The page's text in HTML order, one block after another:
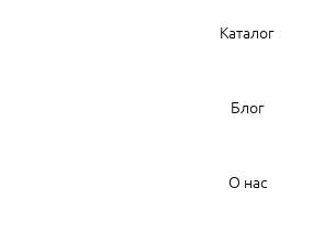
Каталог
Блог
О нас